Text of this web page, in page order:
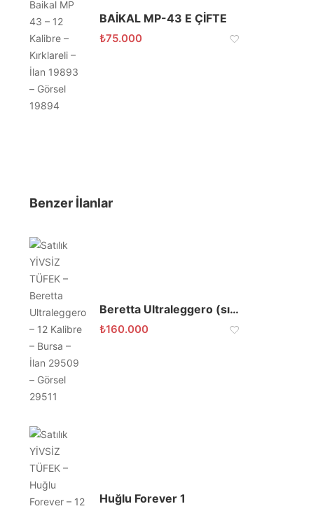
BAİKAL MP-43 E ÇİFTE
₺75.000
Benzer İlanlar
Beretta Ultraleggero (sıfır)
₺160.000
Huğlu Forever 1